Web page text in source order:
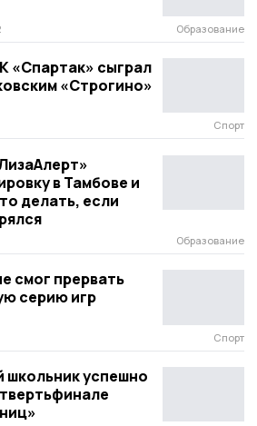
Образование
«Спартак» сыграл
«Строгино»
Спорт
в Тамбове и
делать, если
Образование
смог прервать
серию игр
Спорт
школьник успешно